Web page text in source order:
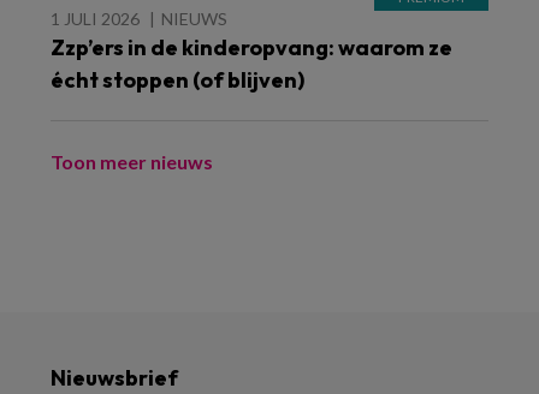
1 JULI 2026 NIEUWS
Zzp’ers in de kinderopvang: waarom ze
écht stoppen (of blijven)
Toon meer nieuws
Nieuwsbrief